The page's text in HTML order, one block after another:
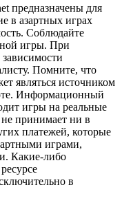
предназначены для
в азартных играх
Соблюдайте
игры. При
Помните, что
являться источником
Информационный
игры на реальные
принимает ни в
платежей, которые
играми,
Какие-либо
в